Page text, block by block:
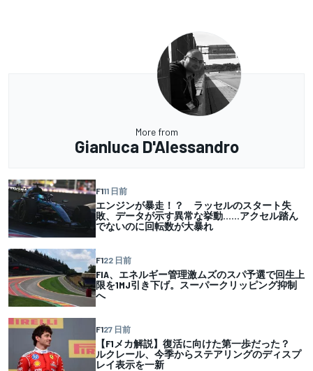
More from
Gianluca D'Alessandro
F111 日前
エンジンが暴走！？ ラッセルのスタート失
敗、データが示す異常な挙動……アクセル踏ん
でないのに回転数が大暴れ
F122 日前
FIA、エネルギー管理激ムズのスパ予選で回生上
限を1MJ引き下げ。スーパークリッピング抑制
へ
F127 日前
【F1メカ解説】復活に向けた第一歩だった？
ルクレール、今季からステアリングのディスプ
レイ表示を一新